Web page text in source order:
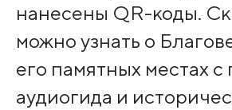
нанесены QR-коды.
можно узнать о
его памятных местах
аудиогида и